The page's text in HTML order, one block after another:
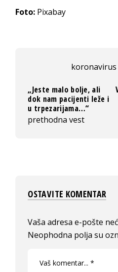
Foto: Pixabay
koronavirus
„Jeste malo bolje, ali
dok nam pacijenti leže i
u trpezarijama…“
prethodna vest
OSTAVITE KOMENTAR
Vaša adresa e-pošte
Neophodna polja su